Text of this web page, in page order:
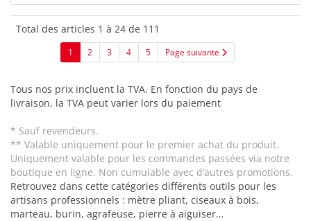
Total des articles 1 à 24 de 111
1 2 3 4 5 Page suivante
Tous nos prix incluent la TVA. En fonction du pays de
livraison, la TVA peut varier lors du paiement
* Sauf revendeurs.
** Valable uniquement pour le premier achat du produit.
Uniquement valable pour les commandes passées via notre
boutique en ligne. Non cumulable avec d’autres promotions.
Retrouvez dans cette catégories différents outils pour les
artisans professionnels : mètre pliant, ciseaux à bois,
marteau, burin, agrafeuse, pierre à aiguiser…